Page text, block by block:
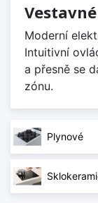
Moderní
Intuitivní
a přesně se
zónu.
Plynové